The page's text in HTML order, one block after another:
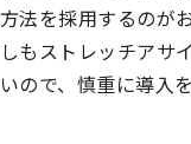
法を採用するのが
もストレッチアサ
ので、慎重に導入